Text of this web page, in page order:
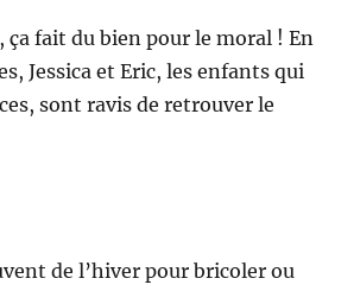
ça fait du bien pour le moral ! En
Jessica et Eric, les enfants qui
sont ravis de retrouver le
de l’hiver pour bricoler ou